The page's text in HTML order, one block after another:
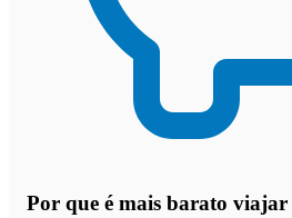
Por que é mais barato viajar